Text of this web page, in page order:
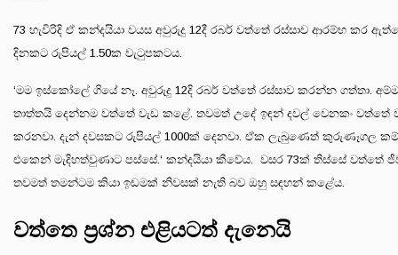
73 හැවිරිදි ඒ කන්දයියා වයස අවුරුදු 12දී රබර් වත්තේ රස්සාව ආරම්භ කර
දිනකට රුපියල් 1.50ක වැටුපකටය.
‘මම ඉස්කෝලේ ගියේ නෑ. අවුරුදු 12දි රබර් වත්තේ රස්සාව කරන්න ගත්තා.
තාත්තයි දෙන්නම වත්තේ වැඩ කළේ. තවමත් උදේ ඉඳන් දවල් වෙනකං වත්තේ
කරනවා. දැන් දවසකට රුපියල් 1000ක් දෙනවා. ඒක ලැබුණෙත් කුරුණෑගල
එකෙන් මැදිහත්වුණාට පස්සේ.‘ කන්දයියා කීවේය. වසර 73ක් තිස්සේ වත්තේ
තවමත් තමන්ටම කියා ඉඩමක් නිවසක් නැති බව ඔහු සඳහන් කළේය.
වත්තෙ ප්‍රශ්න එළියටත් දැනෙයි